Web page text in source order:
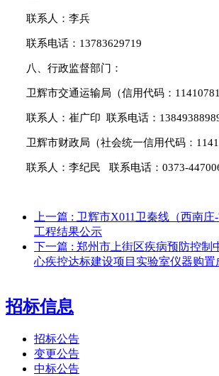
联系人：李兵
联系电话： 13783629719
八、行政监督部门：
卫辉市交通运输局（信用代码：
联系人：崔广印 联系电话：
卫辉市财政局（社会统一信用代码：
联系人：李纪民 联系电话：0373-
上一篇 : 卫辉市X011卫秦线（西南
工程结果公示
下一篇 : 郑州市上街区疾病预防控制
心疾控达标建设项目实验室仪器购置
招标信息
招标公告
变更公告
中标公告